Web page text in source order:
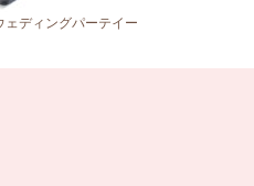
ェディングパーテイー